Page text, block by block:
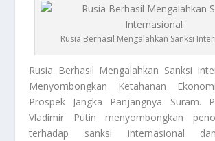
Rusia Berhasil Mengalahkan Sanksi
Rusia Berhasil Mengalahkan Sanksi
Menyombongkan Ketahanan
Prospek Jangka Panjangnya Suram.
Vladimir Putin menyombongkan
terhadap sanksi internasional